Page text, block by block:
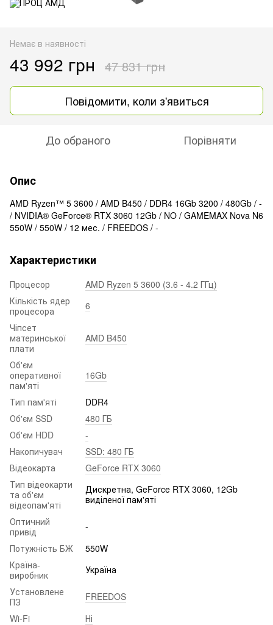
Немає в наявності
43 992 грн 47 831 грн
Повідомити, коли з'явиться
До обраного Порівняти
Опис
AMD Ryzen™ 5 3600 / AMD B450 / DDR4 16Gb 3200 / 480Gb / -
/ NVIDIA® GeForce® RTX 3060 12Gb / NO / GAMEMAX Nova N6
550W / 550W / 12 мес. / FREEDOS / -
Характеристики
Процесор
AMD Ryzen 5 3600 (3.6 - 4.2 ГГц)
Кількість ядер
процесора
6
Чіпсет
материнської
плати
AMD B450
Об'єм
оперативної
пам'яті
16Gb
Тип пам'яті
DDR4
Об'єм SSD
480 ГБ
Об'єм HDD
-
Накопичувач
SSD: 480 ГБ
Відеокарта
GeForce RTX 3060
Тип відеокарти
та об'єм
відеопам'яті
Дискретна, GeForce RTX 3060, 12Gb
виділеної пам'яті
Оптичний
привід
-
Потужність БЖ
550W
Країна-
виробник
Україна
Установлене
ПЗ
FREEDOS
Wi-Fi
Ні